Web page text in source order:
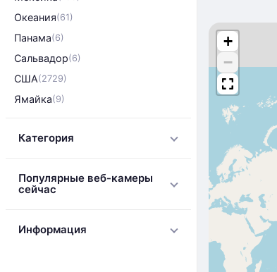
Океания(61)
Панама(6)
Сальвадор(6)
США(2729)
Ямайка(9)
Категория
Популярные веб-камеры
сейчас
Информация
+
−